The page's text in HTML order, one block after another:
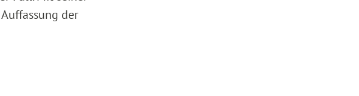
der